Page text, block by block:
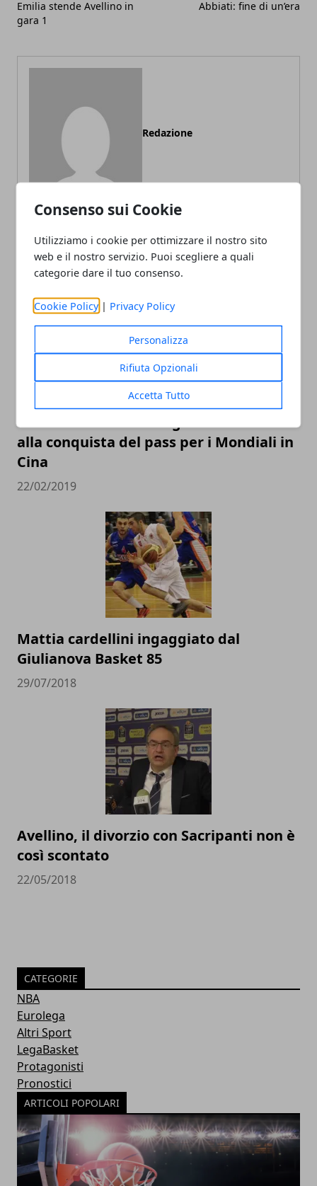
Consenso sui Cookie
Utilizziamo i cookie per ottimizzare il nostro sito
web e il nostro servizio. Puoi scegliere a quali
categorie dare il tuo consenso.
Cookie Policy | Privacy Policy
Personalizza
Rifiuta Opzionali
Accetta Tutto
Emilia stende Avellino in
gara 1
Abbiati: fine di un’era
Redazione
ARTICOLI CORRELATI
L’Italbasket contro Ungheria e Lituania
alla conquista del pass per i Mondiali in
Cina
22/02/2019
Mattia cardellini ingaggiato dal
Giulianova Basket 85
29/07/2018
Avellino, il divorzio con Sacripanti non è
così scontato
22/05/2018
CATEGORIE
NBA
Eurolega
Altri Sport
LegaBasket
Protagonisti
Pronostici
ARTICOLI POPOLARI